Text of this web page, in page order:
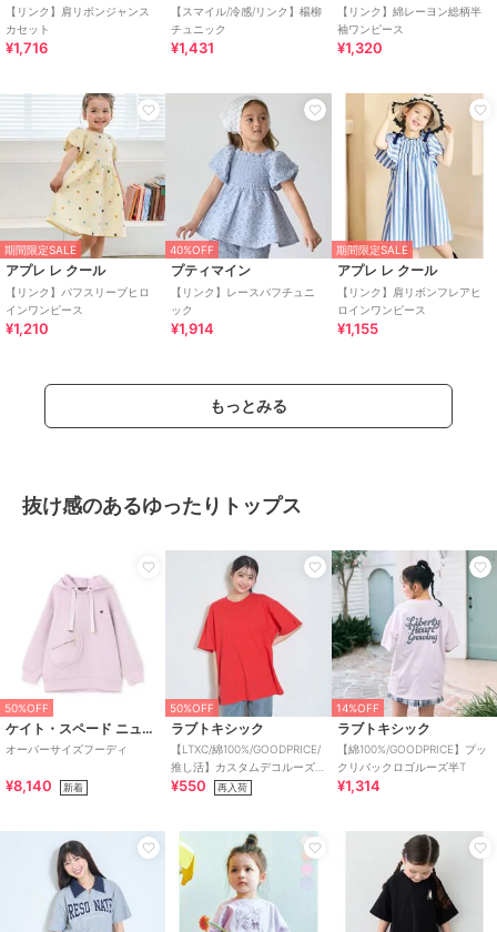
【リンク】肩リボンジャンス
カセット
¥1,716
【スマイル/冷感/リンク】楊柳
チュニック
¥1,431
【リンク】綿レーヨン総柄半
袖ワンピース
¥1,320
期間限定SALE
アプレ レ クール
【リンク】パフスリーブヒロ
インワンピース
¥1,210
40%OFF
プティマイン
【リンク】レースパフチュニ
ック
¥1,914
期間限定SALE
アプレ レ クール
【リンク】肩リボンフレアヒ
ロインワンピース
¥1,155
もっとみる
抜け感のあるゆったりトップス
50%OFF
ケイト・スペード ニューヨーク キッズ
オーバーサイズフーディ
¥8,140 新着
50%OFF
ラブトキシック
【LTXC/綿100%/GOODPRICE/
推し活】カスタムデコルーズ
半T
¥550 再入荷
14%OFF
ラブトキシック
【綿100%/GOODPRICE】プッ
クリバックロゴルーズ半T
¥1,314